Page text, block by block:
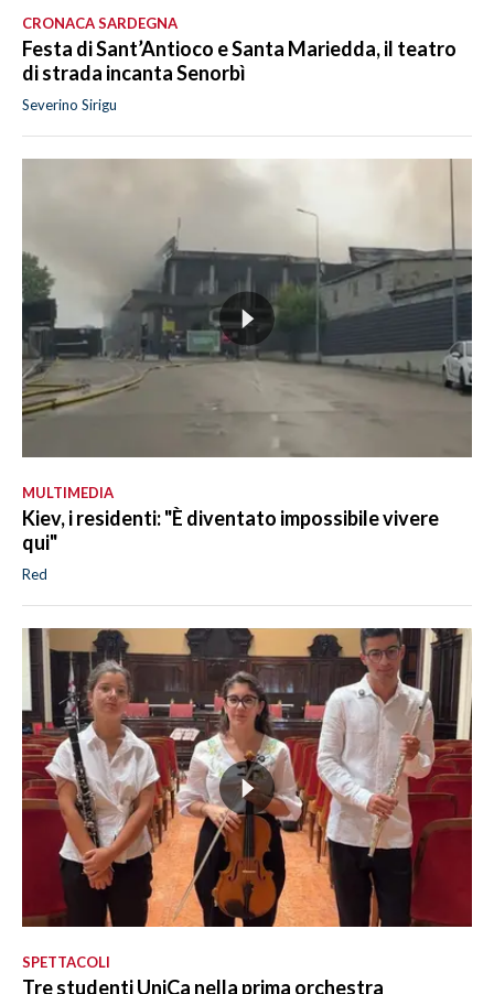
CRONACA SARDEGNA
Festa di Sant’Antioco e Santa Mariedda, il teatro
di strada incanta Senorbì
Severino Sirigu
MULTIMEDIA
Kiev, i residenti: "È diventato impossibile vivere
qui"
Red
SPETTACOLI
Tre studenti UniCa nella prima orchestra